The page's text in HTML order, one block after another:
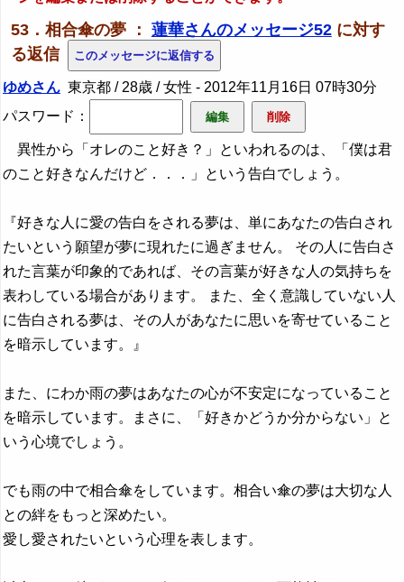
53．相合傘の夢 ： 蓮華さんのメッセージ52に対す
る返信
ゆめさん 東京都 / 28歳 / 女性 - 2012年11月16日 07時30分
パスワード：
異性から「オレのこと好き？」といわれるのは、「僕は君
のこと好きなんだけど．．．」という告白でしょう。
『好きな人に愛の告白をされる夢は、単にあなたの告白され
たいという願望が夢に現れたに過ぎません。 その人に告白さ
れた言葉が印象的であれば、その言葉が好きな人の気持ちを
表わしている場合があります。 また、全く意識していない人
に告白される夢は、その人があなたに思いを寄せていること
を暗示しています。』
また、にわか雨の夢はあなたの心が不安定になっていること
を暗示しています。まさに、「好きかどうか分からない」と
いう心境でしょう。
でも雨の中で相合傘をしています。相合い傘の夢は大切な人
との絆をもっと深めたい。
愛し愛されたいという心理を表します。